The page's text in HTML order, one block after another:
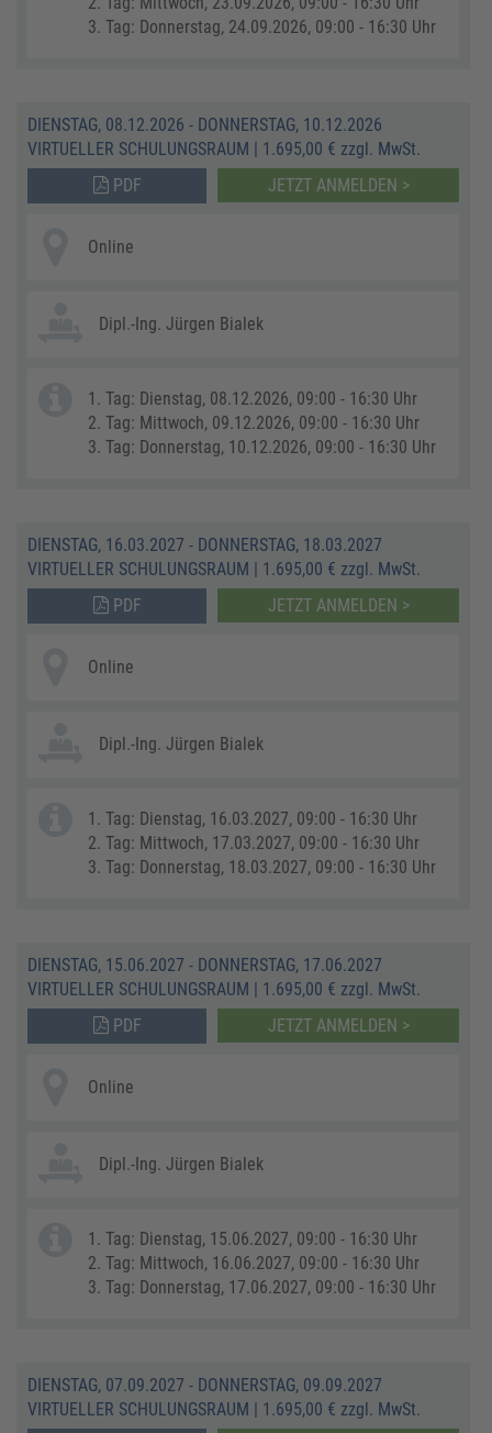
3. Tag: Donnerstag, 24.09.2026, 09:00 - 16:30 Uhr
DIENSTAG, 08.12.2026 - DONNERSTAG, 10.12.2026
VIRTUELLER SCHULUNGSRAUM | 1.695,00 € zzgl. MwSt.
PDF
JETZT ANMELDEN >
Online
Dipl.-Ing. Jürgen Bialek
1. Tag: Dienstag, 08.12.2026, 09:00 - 16:30 Uhr
2. Tag: Mittwoch, 09.12.2026, 09:00 - 16:30 Uhr
3. Tag: Donnerstag, 10.12.2026, 09:00 - 16:30 Uhr
DIENSTAG, 16.03.2027 - DONNERSTAG, 18.03.2027
VIRTUELLER SCHULUNGSRAUM | 1.695,00 € zzgl. MwSt.
PDF
JETZT ANMELDEN >
Online
Dipl.-Ing. Jürgen Bialek
1. Tag: Dienstag, 16.03.2027, 09:00 - 16:30 Uhr
2. Tag: Mittwoch, 17.03.2027, 09:00 - 16:30 Uhr
3. Tag: Donnerstag, 18.03.2027, 09:00 - 16:30 Uhr
DIENSTAG, 15.06.2027 - DONNERSTAG, 17.06.2027
VIRTUELLER SCHULUNGSRAUM | 1.695,00 € zzgl. MwSt.
PDF
JETZT ANMELDEN >
Online
Dipl.-Ing. Jürgen Bialek
1. Tag: Dienstag, 15.06.2027, 09:00 - 16:30 Uhr
2. Tag: Mittwoch, 16.06.2027, 09:00 - 16:30 Uhr
3. Tag: Donnerstag, 17.06.2027, 09:00 - 16:30 Uhr
DIENSTAG, 07.09.2027 - DONNERSTAG, 09.09.2027
VIRTUELLER SCHULUNGSRAUM | 1.695,00 € zzgl. MwSt.